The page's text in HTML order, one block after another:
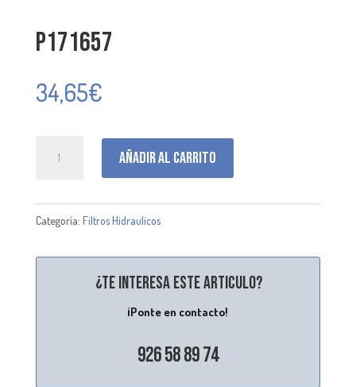
P171657
34,65€
Añadir al carrito
Categoría: Filtros Hidraulicos
¿Te interesa este articulo?
¡Ponte en contacto!
926 58 89 74